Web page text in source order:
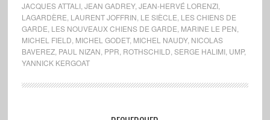
JACQUES ATTALI, JEAN GADREY, JEAN-HERVÉ LORENZI,
LAGARDÈRE LAURENT JOFFRIN LE SIÈCLE LES CHIENS DE
GARDE LES NOUVEAUX CHIENS DE GARDE MARINE LE PEN
MICHEL FIELD MICHEL GODET, MICHEL NAUDY, NICOLAS
BAVEREZ, PAUL NIZAN PPR ROTHSCHILD SERGE HALIMI, UMP,
YANNICK KERGOAT